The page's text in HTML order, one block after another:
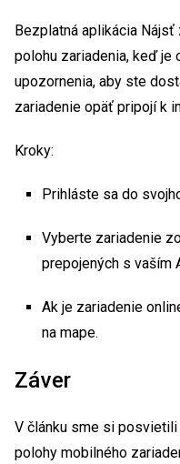
Bezplatná aplikácia Nájsť
polohu zariadenia, keď
upozornenia, aby ste
zariadenie opäť pripojí k
Kroky:
Prihláste sa do
Vyberte zariadenie
prepojených s vaším
Ak je zariadenie
na mape.
Záver
V článku sme si
polohy mobilného